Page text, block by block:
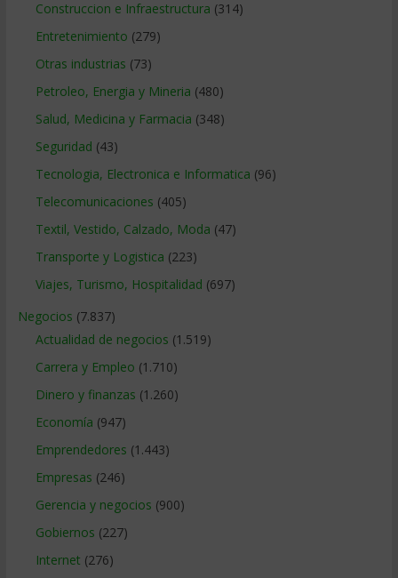
Construccion e Infraestructura (314)
Entretenimiento (279)
Otras industrias (73)
Petroleo, Energia y Mineria (480)
Salud, Medicina y Farmacia (348)
Seguridad (43)
Tecnologia, Electronica e Informatica (96)
Telecomunicaciones (405)
Textil, Vestido, Calzado, Moda (47)
Transporte y Logistica (223)
Viajes, Turismo, Hospitalidad (697)
Negocios (7.837)
Actualidad de negocios (1.519)
Carrera y Empleo (1.710)
Dinero y finanzas (1.260)
Economía (947)
Emprendedores (1.443)
Empresas (246)
Gerencia y negocios (900)
Gobiernos (227)
Internet (276)